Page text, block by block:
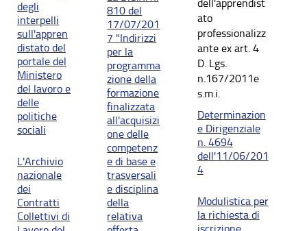
degli
interpelli
sull'appren
distato del
portale del
Ministero
del lavoro e
delle
politiche
sociali
L'Archivio
nazionale
dei
Contratti
Collettivi di
810 del
17/07/201
7 "Indirizzi
per la
programma
zione della
formazione
finalizzata
all'acquisizi
one delle
competenz
e di base e
trasversali
e disciplina
della
relativa
dell'apprendist
ato
professionalizz
ante ex art. 4
D. Lgs.
n.167/2011e
s.m.i.
Determinazion
e Dirigenziale
n. 4694
dell'11/06/201
4
Modulistica per
la richiesta di